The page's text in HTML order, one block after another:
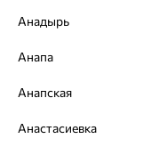
Анадырь
Анапа
Анапская
Анастасиевка